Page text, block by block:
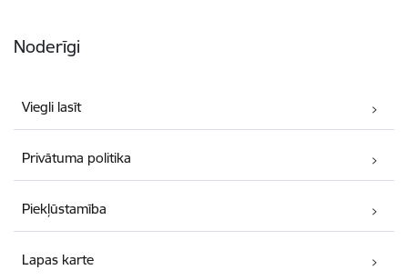
Noderīgi
Viegli lasīt
Privātuma politika
Piekļūstamība
Lapas karte